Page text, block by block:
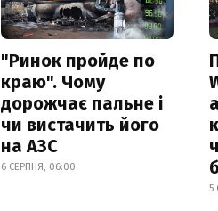
"Ринок пройде по
краю". Чому
дорожчає пальне і
чи вистачить його
на АЗС
6 СЕРПНЯ, 06:00
5